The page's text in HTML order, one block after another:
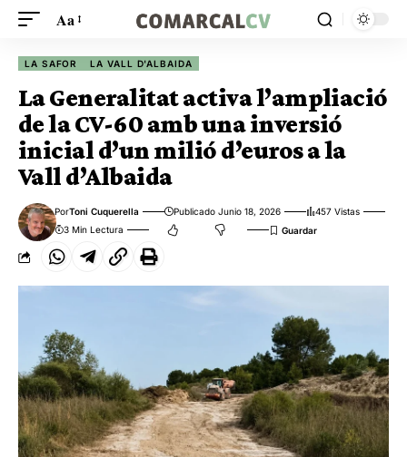
Aa
LA SAFOR LA VALL D'ALBAIDA
La Generalitat activa l’ampliació
de la CV-60 amb una inversió
inicial d’un milió d’euros a la
Vall d’Albaida
PorToni Cuquerella Publicado Junio 18, 2026
457 Vistas
3 Min Lectura